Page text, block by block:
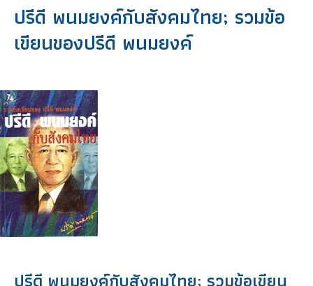
ปรีดี พนมยงค์กับสังคมไทย; รวมข้อ
เขียนของปรีดี พนมยงค์